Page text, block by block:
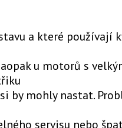
a které používají
u motorů s
by mohly nastat.
servisu nebo